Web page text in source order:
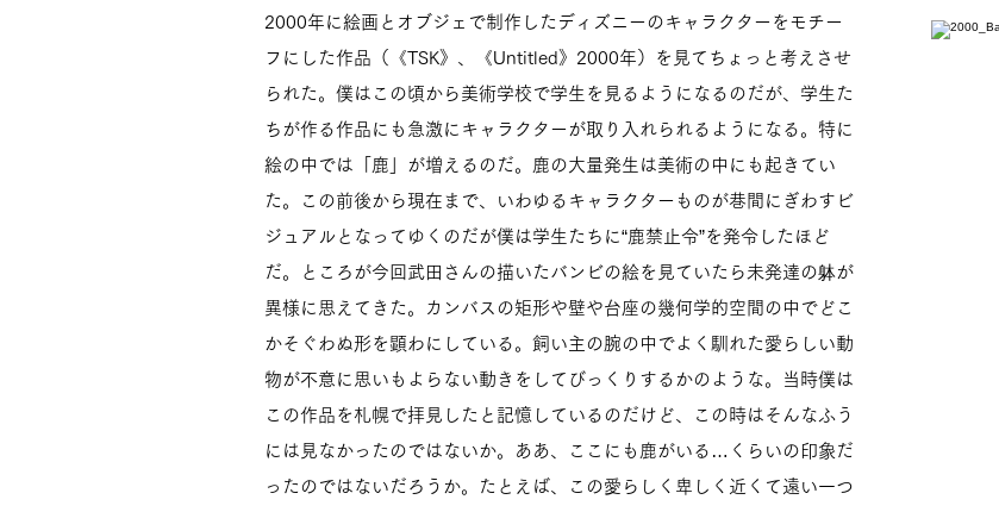
2000年に絵画とオブジェで制作したディズニーのキャラクターをモチー
フにした作品（《TSK》、《Untitled》2000年）を見てちょっと考えさせ
られた。僕はこの頃から美術学校で学生を見るようになるのだが、学生た
ちが作る作品にも急激にキャラクターが取り入れられるようになる。特に
絵の中では「鹿」が増えるのだ。鹿の大量発生は美術の中にも起きてい
た。この前後から現在まで、いわゆるキャラクターものが巷間にぎわすビ
ジュアルとなってゆくのだが僕は学生たちに“鹿禁止令”を発令したほど
だ。ところが今回武田さんの描いたバンビの絵を見ていたら未発達の躰が
異様に思えてきた。カンバスの矩形や壁や台座の幾何学的空間の中でどこ
かそぐわぬ形を顕わにしている。飼い主の腕の中でよく馴れた愛らしい動
物が不意に思いもよらない動きをしてびっくりするかのような。当時僕は
この作品を札幌で拝見したと記憶しているのだけど、この時はそんなふう
には見なかったのではないか。ああ、ここにも鹿がいる…くらいの印象だ
ったのではないだろうか。たとえば、この愛らしく卑しく近くて遠い一つ